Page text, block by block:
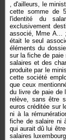
, d'ailleurs, le
cette somme de
l'identité du
exclusivement
associé, Mme A...
était le seul
éléments du
sur la fiche de paie
salaires et des
produite par le
cette société
que ceux
du livre de paie de
relève, sans être
euros créditée sur
ni à la
fiche de salaire ni
qui aurait dû lui
salaires